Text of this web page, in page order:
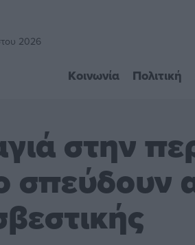
2026
Κοινωνία Πολιτική
στην
σπεύδουν